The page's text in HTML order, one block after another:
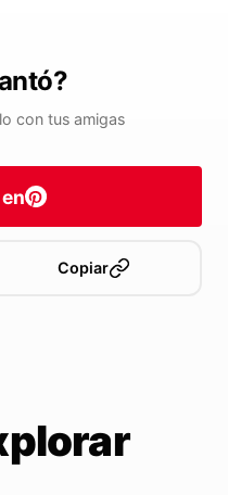
con tus amigas
Copiar